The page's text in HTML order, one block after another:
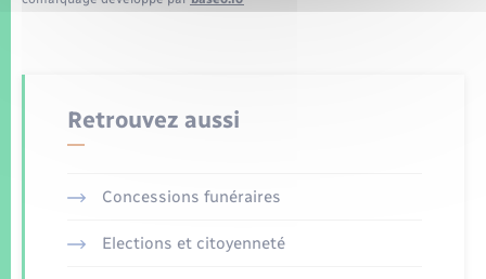
Retrouvez aussi
Concessions funéraires
Elections et citoyenneté